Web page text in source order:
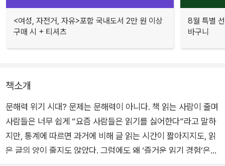
<여성, 자전거, 자유>포함 국내도서 2만 원 이상
구매 시 + 티셔츠
8월 특별
바구니
책소개
문해력 위기 시대? 문제는 문해력이 아니다. 책 읽는 사람이 줄며
사람들은 너무 쉽게 “요즘 사람들은 읽기를 싫어한다”라고 말하
지만, 통계에 따르면 과거에 비해 글 읽는 시간이 짧아지지도, 읽
은 글의 양이 줄지도 않았다. 그럼에도 왜 ‘즐거운 읽기 경험’은